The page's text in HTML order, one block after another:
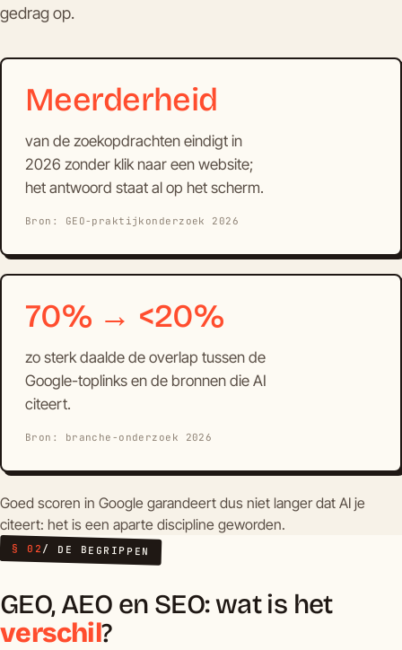
gedrag op.
Meerderheid
van de zoekopdrachten eindigt in
2026 zonder klik naar een website;
het antwoord staat al op het scherm.
Bron: GEO-praktijkonderzoek 2026
70% → <20%
zo sterk daalde de overlap tussen de
Google-toplinks en de bronnen die AI
citeert.
Bron: branche-onderzoek 2026
Goed scoren in Google garandeert dus niet langer dat AI je
citeert: het is een aparte discipline geworden.
§ 02 / DE BEGRIPPEN
GEO, AEO en SEO: wat is het
verschil?